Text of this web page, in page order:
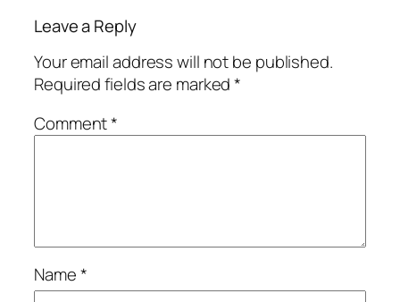
Leave a Reply
Your email address will not be published.
Required fields are marked*
Comment*
Name*